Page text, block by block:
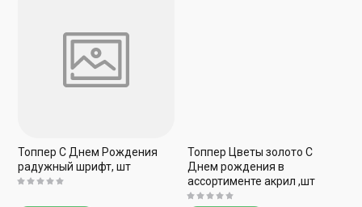
Топпер С Днем Рождения
радужный шрифт, шт
Топпер Цветы золото С
Днем рождения в
ассортименте акрил ,шт